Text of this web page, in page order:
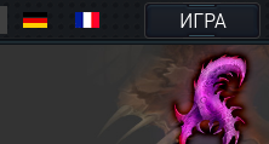
ИГРА